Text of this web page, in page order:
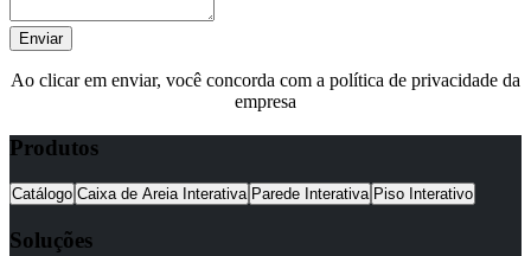
Enviar
Ao clicar em enviar, você concorda com a política de privacidade da
empresa
Produtos
Catálogo Caixa de Areia Interativa Parede Interativa Piso Interativo
Soluções